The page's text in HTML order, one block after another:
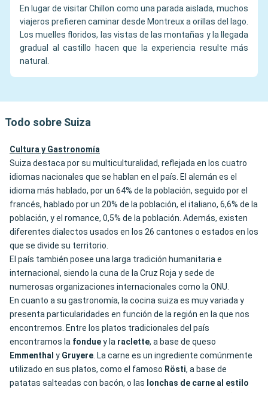
En lugar de visitar Chillon como una parada aislada, muchos
viajeros prefieren caminar desde Montreux a orillas del lago.
Los muelles floridos, las vistas de las montañas y la llegada
gradual al castillo hacen que la experiencia resulte más
natural.
Todo sobre Suiza
Cultura y Gastronomía
Suiza destaca por su multiculturalidad, reflejada en los cuatro
idiomas nacionales que se hablan en el país. El alemán es el
idioma más hablado, por un 64% de la población, seguido por el
francés, hablado por un 20% de la población, el italiano, 6,6% de la
población, y el romance, 0,5% de la población. Además, existen
diferentes dialectos usados en los 26 cantones o estados en los
que se divide su territorio.
El país también posee una larga tradición humanitaria e
internacional, siendo la cuna de la Cruz Roja y sede de
numerosas organizaciones internacionales como la ONU.
En cuanto a su gastronomía, la cocina suiza es muy variada y
presenta particularidades en función de la región en la que nos
encontremos. Entre los platos tradicionales del país
encontramos la fonduey la raclette, a base de queso
Emmenthal y Gruyere. La carne es un ingrediente comúnmente
utilizado en sus platos, como el famoso Rösti, a base de
patatas salteadas con bacón, o las lonchas de carne al estilo